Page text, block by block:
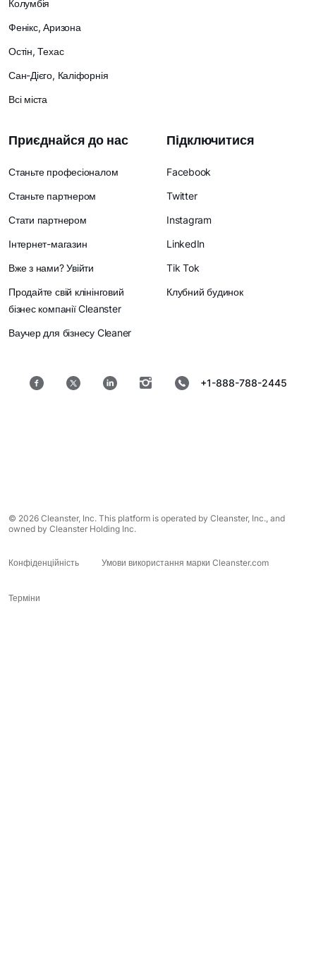
Колумбія
Фенікс, Аризона
Остін, Техас
Сан-Дієго, Каліфорнія
Всі міста
Приєднайся до нас
Станьте професіоналом
Станьте партнером
Стати партнером
Інтернет-магазин
Вже з нами? Увійти
Продайте свій клінінговий
бізнес компанії Cleanster
Ваучер для бізнесу Cleaner
Підключитися
Facebook
Twitter
Instagram
LinkedIn
Tik Tok
Клубний будинок
+1-888-788-2445
© 2026 Cleanster, Inc. This platform is operated by Cleanster, Inc., and
owned by Cleanster Holding Inc.
Конфіденційність Умови використання марки Cleanster.com
Терміни